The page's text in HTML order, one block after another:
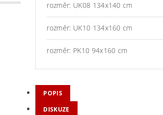
rozměr: UK08 134x140 cm
rozměr: UK10 134x160 cm
rozměr: PK10 94x160 cm
POPIS
DISKUZE